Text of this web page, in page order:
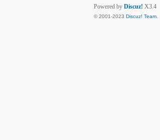
Powered by Discuz! X3.4
© 2001-2023 Discuz! Team